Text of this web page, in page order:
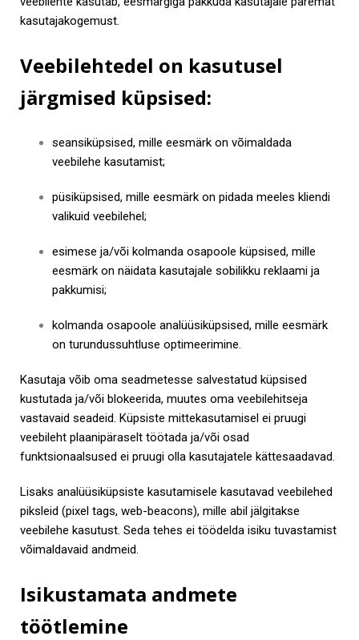
kasutajakogemust.
Veebilehtedel on kasutusel
järgmised küpsised:
seansiküpsised, mille eesmärk on võimaldada
veebilehe kasutamist;
püsiküpsised, mille eesmärk on pidada meeles kliendi
valikuid veebilehel;
esimese ja/või kolmanda osapoole küpsised, mille
eesmärk on näidata kasutajale sobilikku reklaami ja
pakkumisi;
kolmanda osapoole analüüsiküpsised, mille eesmärk
on turundussuhtluse optimeerimine.
Kasutaja võib oma seadmetesse salvestatud küpsised
kustutada ja/või blokeerida, muutes oma veebilehitseja
vastavaid seadeid. Küpsiste mittekasutamisel ei pruugi
veebileht plaanipäraselt töötada ja/või osad
funktsionaalsused ei pruugi olla kasutajatele kättesaadavad.
Lisaks analüüsiküpsiste kasutamisele kasutavad veebilehed
piksleid (pixel tags, web-beacons), mille abil jälgitakse
veebilehe kasutust. Seda tehes ei töödelda isiku tuvastamist
võimaldavaid andmeid.
Isikustamata andmete
töötlemine